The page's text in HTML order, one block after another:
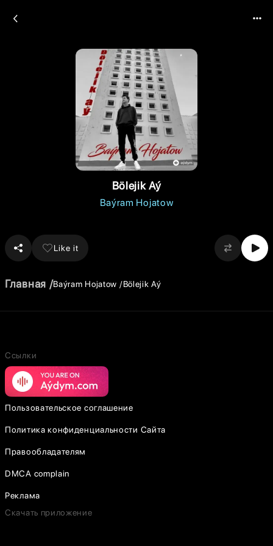
Bölejik Aý
Baýram Hojatow
Like it
Главная Baýram Hojatow Bölejik Aý
Ссылки
Пользовательское соглашение
Политика конфиденциальности Сайта
Правообладателям
DMCA complain
Реклама
Скачать приложение